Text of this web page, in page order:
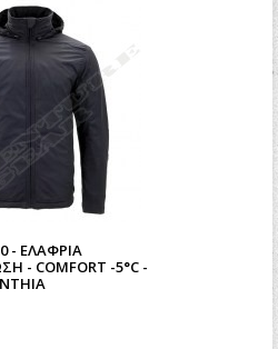
- ΕΛΑΦΡΙΆ
- COMFORT -5°C -